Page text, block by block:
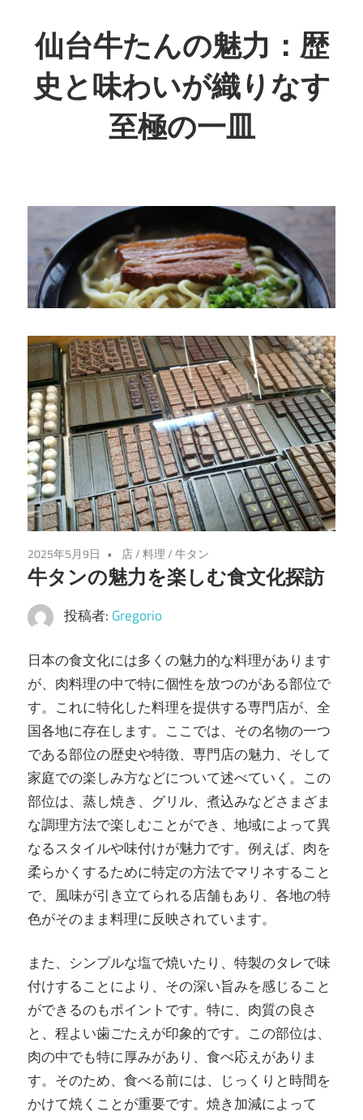
ン
テ
ン
ツ
仙台牛たんの魅力：歴
史と味わいが織りなす
至極の一皿
が
く、
至
の
味
わ
い
を
あ
な
た
に。
仙
台
の
魅
力
を
堪
能
し
よ
う！
2025年5月9日 店/料理/牛タン
牛タンの魅力を楽しむ食文化探訪
投稿者: Gregorio
日本の食文化には多くの魅力的な料理があります
が、肉料理の中で特に個性を放つのがある部位で
す。 これに特化した料理を提供する専門店が、全
国各地に存在します。ここでは、その名物の一つ
である部位の歴史や特徴、専門店の魅力、そして
家庭での楽しみ方などについて述べていく。この
部位は、蒸し焼き、グリル、煮込みなどさまざま
な調理方法で楽しむことができ、地域によって異
なるスタイルや味付けが魅力です。例えば、肉を
柔らかくするために特定の方法でマリネすること
で、風味が引き立てられる店舗もあり、各地の特
色がそのまま料理に反映されています。
また、シンプルな塩で焼いたり、特製のタレで味
付けすることにより、その深い旨みを感じること
ができるのもポイントです。特に、肉質の良さ
と、程よい歯ごたえが印象的です。この部位は、
肉の中でも特に厚みがあり、食べ応えがありま
す。そのため、食べる前には、じっくりと時間を
かけて焼くことが重要です。焼き加減によって